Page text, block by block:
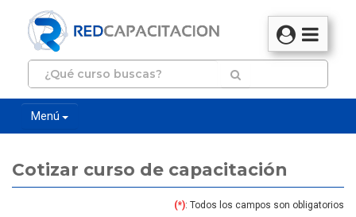
Menú
Cotizar curso de capacitación
(*): Todos los campos son obligatorios